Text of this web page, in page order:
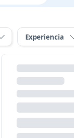
Experiencia